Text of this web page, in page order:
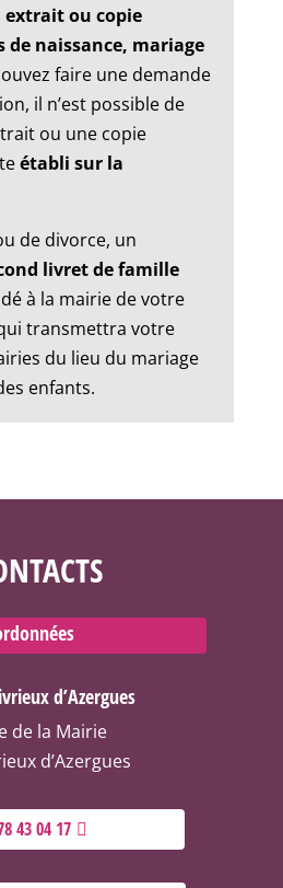
extrait ou copie
de naissance, mariage
faire une demande
il n’est possible de
ou une copie
établi sur la
de divorce, un
livret de famille
à la mairie de votre
transmettra votre
du lieu du mariage
enfants.
d’Azergues
de la Mairie
d’Azergues
43 04 17